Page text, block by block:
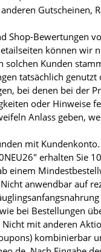
Gutscheinen,
Shop-Bewertungen
können wir
solchen Kunden
tatsächlich genutzt
bei denen bei der
oder Hinweise
Anlass geben,
mit
erhalten Sie
einem
anwendbar auf
bei Bestellungen
Nicht mit anderen
kombinierbar